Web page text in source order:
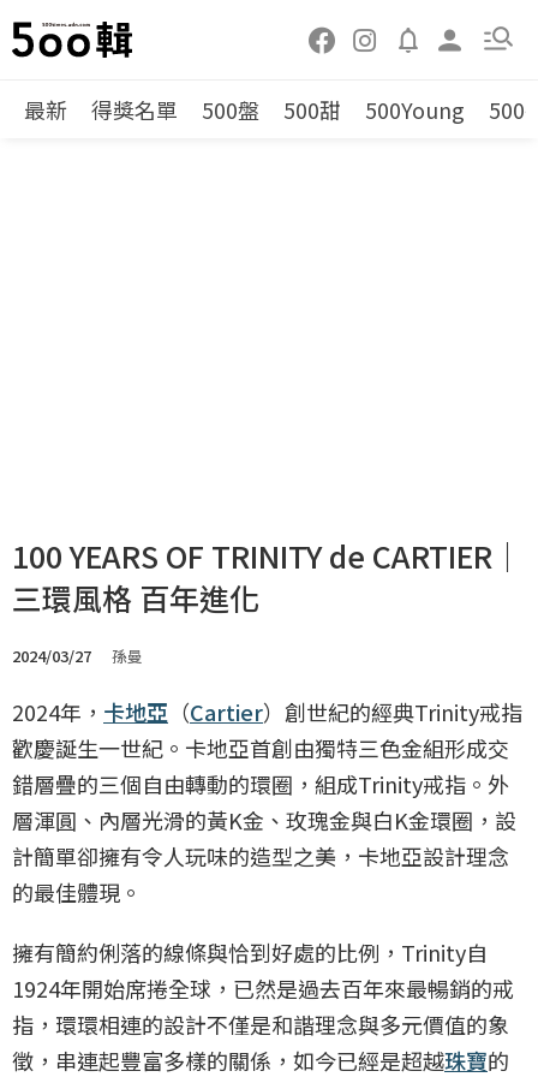
最新 得獎名單 500盤 500甜 500Young 500
100 YEARS OF TRINITY de CARTIER｜
三環風格 百年進化
2024/03/27 孫曼
2024年， 卡地亞 （Cartier）創世紀的經典Trinity戒指
歡慶誕生一世紀。卡地亞首創由獨特三色金組形成交
錯層疊的三個自由轉動的環圈，組成Trinity戒指。外
層渾圓、內層光滑的黃K金、玫瑰金與白K金環圈，設
計簡單卻擁有令人玩味的造型之美，卡地亞設計理念
的最佳體現。
擁有簡約俐落的線條與恰到好處的比例，Trinity自
1924年開始席捲全球，已然是過去百年來最暢銷的戒
指，環環相連的設計不僅是和諧理念與多元價值的象
徵，串連起豐富多樣的關係，如今已經是超越珠寶的